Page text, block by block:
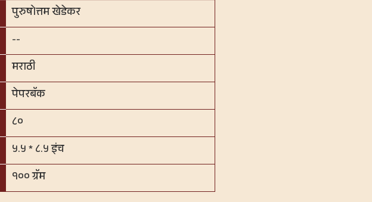
पुरुषोत्तम खेडेकर
--
मराठी
पेपरबॅक
८०
५.५ * ८.५ इंच
१०० ग्रॅम